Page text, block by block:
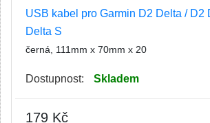
USB kabel pro Garmin D2 Delta / D2
Delta S
černá, 111mm x 70mm x 20
Dostupnost: Skladem
179 Kč